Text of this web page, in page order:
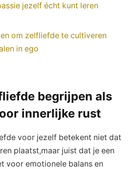
jezelf écht kunt ⁣leren
om ‌zelfliefde ‌te ⁤cultiveren
in ego
begrijpen als
innerlijke rust
‌voor jezelf betekent niet‍ dat
plaatst,maar juist dat je een
voor emotionele balans en